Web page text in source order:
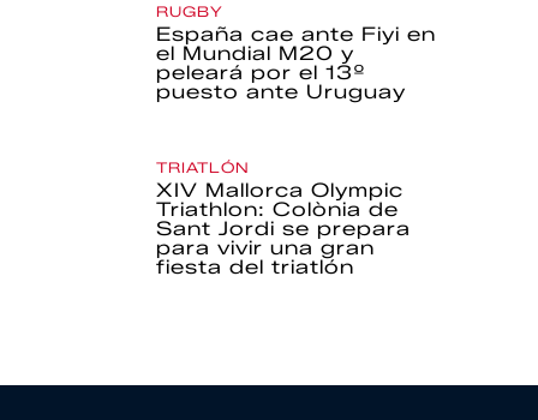
RUGBY
España cae ante Fiyi en
el Mundial M20 y
peleará por el 13º
puesto ante Uruguay
TRIATLÓN
XIV Mallorca Olympic
Triathlon: Colònia de
Sant Jordi se prepara
para vivir una gran
fiesta del triatlón